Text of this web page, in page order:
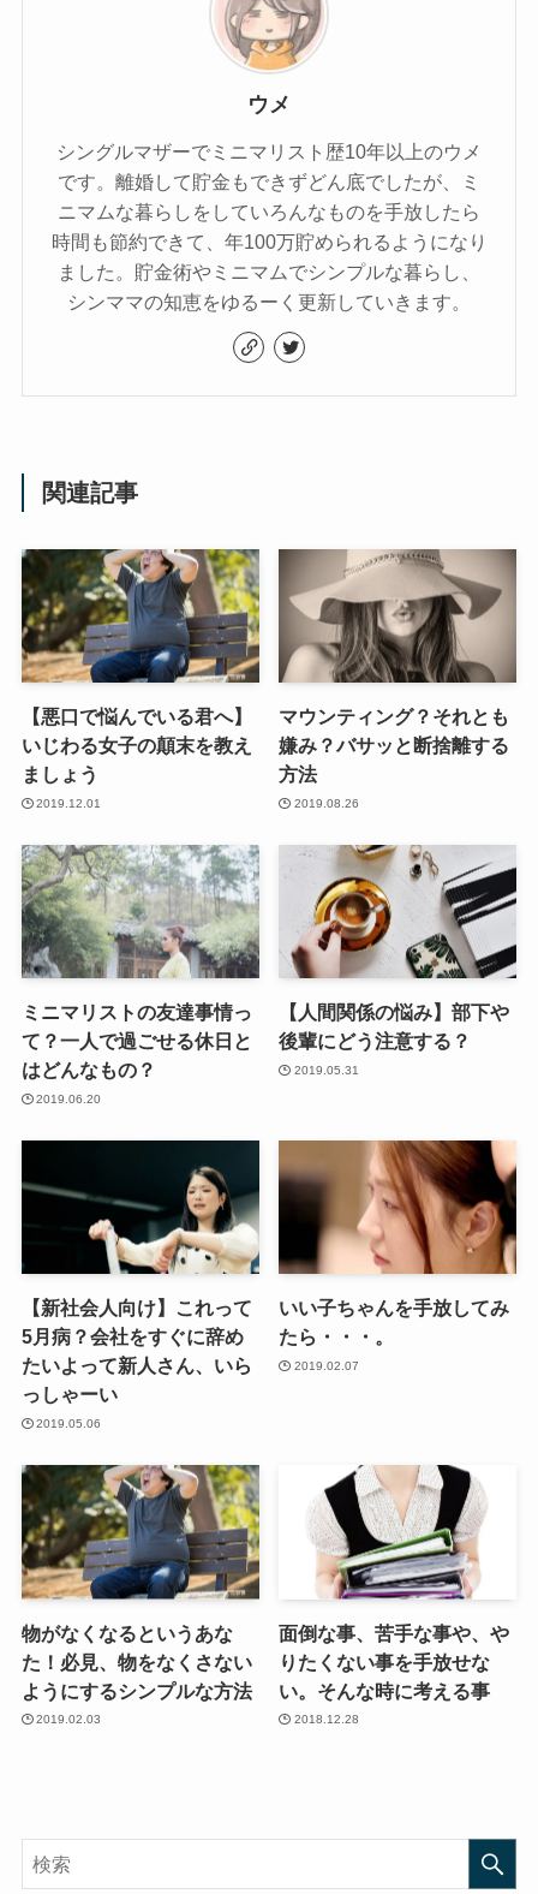
ウメ
シングルマザーでミニマリスト歴10年以上のウメ
です。離婚して貯金もできずどん底でしたが、ミ
ニマムな暮らしをしていろんなものを手放したら
時間も節約できて、年100万貯められるようになり
ました。貯金術やミニマムでシンプルな暮らし、
シンママの知恵をゆるーく更新していきます。
関連記事
【悪口で悩んでいる君へ】
いじわる女子の顛末を教え
ましょう
2019.12.01
マウンティング？それとも
嫌み？バサッと断捨離する
方法
2019.08.26
ミニマリストの友達事情っ
て？一人で過ごせる休日と
はどんなもの？
2019.06.20
【人間関係の悩み】部下や
後輩にどう注意する？
2019.05.31
【新社会人向け】これって
5月病？会社をすぐに辞め
たいよって新人さん、いら
っしゃーい
2019.05.06
いい子ちゃんを手放してみ
たら・・・。
2019.02.07
物がなくなるというあな
た！必見、物をなくさない
ようにするシンプルな方法
2019.02.03
面倒な事、苦手な事や、や
りたくない事を手放せな
い。そんな時に考える事
2018.12.28